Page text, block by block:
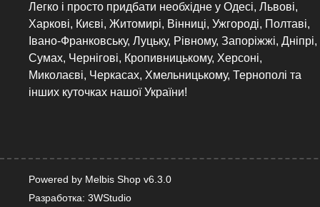
Легко і просто придбати необхідне у Одесі, Львові,
Харкові, Києві, Житомирі, Вінниці, Ужгороді, Полтаві,
Івано-Франковську, Луцьку, Рівному, Запоріжжі, Дніпрі,
Сумах, Чернігові, Кропивницькому, Херсоні,
Миколаєві, Черкасах, Хмельницькому, Тернополі та
інших куточках нашої України!
Powered by Melbis Shop v6.3.0